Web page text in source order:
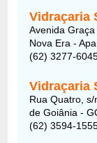
Vidraçaria
Avenida
Nova Era -
(62) 3277-
Vidraçaria
Rua Quatro,
de Goiânia -
(62) 3594-